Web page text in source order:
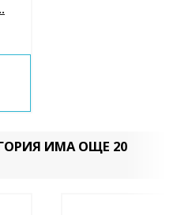
ИМА ОЩЕ 20